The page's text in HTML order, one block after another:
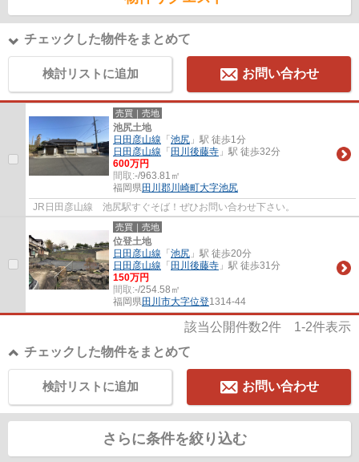
チェックした物件をまとめて
検討リストに追加 お問い合わせ
売買｜売地
池尻土地
日田彦山線 「 池尻 」駅 徒歩1分
日田彦山線 「 田川後藤寺 」駅 徒歩32分
600万円
間取:-/963.81㎡
福岡県田川郡川崎町大字池尻
JR日田彦山線 池尻駅すぐそば！ぜひお問い合わせ下さい。
売買｜売地
位登土地
日田彦山線 「 池尻 」駅 徒歩20分
日田彦山線 「 田川後藤寺 」駅 徒歩31分
150万円
間取:-/254.58㎡
福岡県田川市大字位登1314-44
該当公開件数2件 1-2件表示
チェックした物件をまとめて
お問い合わせ
検討リストに追加
さらに条件を絞り込む